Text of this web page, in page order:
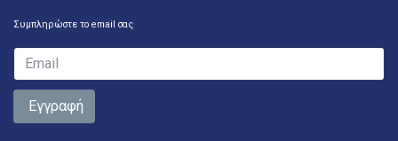
Συμπληρώστε το email σας
Εγγραφή